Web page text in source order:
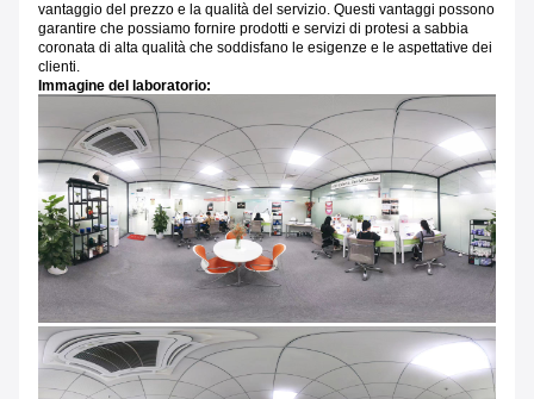
vantaggio del prezzo e la qualità del servizio. Questi vantaggi possono
garantire che possiamo fornire prodotti e servizi di protesi a sabbia
coronata di alta qualità che soddisfano le esigenze e le aspettative dei
clienti.
Immagine del laboratorio: